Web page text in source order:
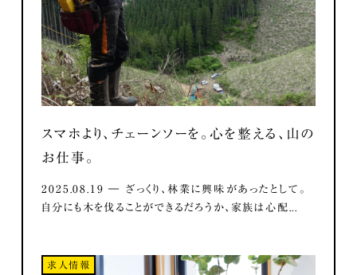
スマホより、チェーンソーを。心を整える、山の
お仕事。
2025.08.19 ― ざっくり、林業に興味があったとして。
自分にも木を伐ることができるだろうか、家族は心配...
求人情報